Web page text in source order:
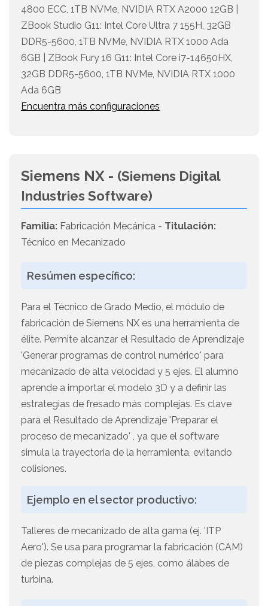
4800 ECC, 1TB NVMe, NVIDIA RTX A2000 12GB |
ZBook Studio G11: Intel Core Ultra 7 155H, 32GB
DDR5-5600, 1TB NVMe, NVIDIA RTX 1000 Ada
6GB | ZBook Fury 16 G11: Intel Core i7-14650HX,
32GB DDR5-5600, 1TB NVMe, NVIDIA RTX 1000
Ada 6GB
Encuentra más configuraciones
Siemens NX - (Siemens Digital
Industries Software)
Familia: Fabricación Mecánica - Titulación:
Técnico en Mecanizado
Resúmen específico:
Para el Técnico de Grado Medio, el módulo de
fabricación de Siemens NX es una herramienta de
élite. Permite alcanzar el Resultado de Aprendizaje
'Generar programas de control numérico' para
mecanizado de alta velocidad y 5 ejes. El alumno
aprende a importar el modelo 3D y a definir las
estrategias de fresado más complejas. Es clave
para el Resultado de Aprendizaje 'Preparar el
proceso de mecanizado' , ya que el software
simula la trayectoria de la herramienta, evitando
colisiones.
Ejemplo en el sector productivo:
Talleres de mecanizado de alta gama (ej. 'ITP
Aero'). Se usa para programar la fabricación (CAM)
de piezas complejas de 5 ejes, como álabes de
turbina.